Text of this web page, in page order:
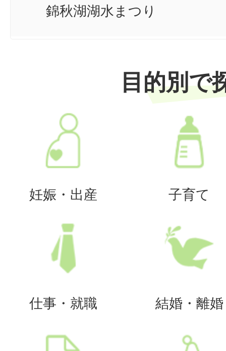
錦秋湖湖水まつり
目的別で
妊娠・出産 子育て
仕事・就職 結婚・離婚